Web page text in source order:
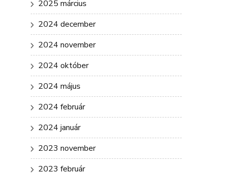
2025 március
2024 december
2024 november
2024 október
2024 május
2024 február
2024 január
2023 november
2023 február